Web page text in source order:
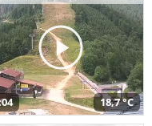
18,7 °C